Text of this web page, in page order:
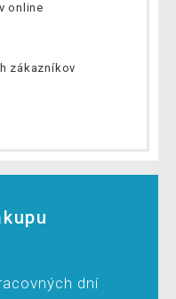
online
zákazníkov
dní